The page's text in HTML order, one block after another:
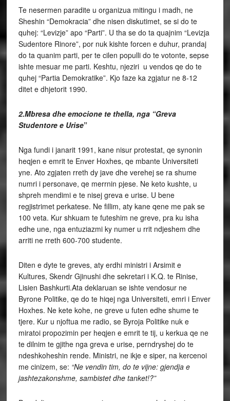
Te nesermen paradite u organizua mitingu i madh, ne
Sheshin “Demokracia” dhe nisen diskutimet, se si do te
quhej: “Levizje” apo “Parti”. U tha se do ta quajnim “Levizja
Sudentore Rinore”, por nuk kishte forcen e duhur, prandaj
do ta quanim parti, per te cilen populli do te votonte, sepse
ishte mesuar me parti. Keshtu, njeziri u vendos qe do te
quhej “Partia Demokratike”. Kjo faze ka zgjatur ne 8-12
ditet e dhjetorit 1990.
2.Mbresa dhe emocione te thella, nga “Greva
Studentore e Urise”
Nga fundi i janarit 1991, kane nisur protestat, qe synonin
heqjen e emrit te Enver Hoxhes, qe mbante Universiteti
yne. Ato zgjaten rreth dy jave dhe verehej se ra shume
numri i personave, qe merrnin pjese. Ne keto kushte, u
shpreh mendimi e te nisej greva e urise. U bene
regjistrimet perkatese. Ne fillim, aty kane qene me pak se
100 veta. Kur shkuam te futeshim ne greve, pra ku isha
edhe une, nga entuziazmi ky numer u rrit ndjeshem dhe
arriti ne rreth 600-700 studente.
Diten e dyte te greves, aty erdhi ministri i Arsimit e
Kultures, Skendr Gjinushi dhe sekretari i K.Q. te Rinise,
Lisien Bashkurti.Ata deklaruan se ishte vendosur ne
Byrone Politike, qe do te hiqej nga Universiteti, emri i Enver
Hoxhes. Ne kete kohe, ne greve u futen edhe shume te
tjere. Kur u njoftua me radio, se Byroja Politike nuk e
miratoi propozimin per heqjen e emrit te tij, u kerkua qe ne
te dilnim te gjithe nga greva e urise, perndryshej do te
ndeshkoheshin rende. Ministri, ne ikje e siper, na kercenoi
me cinizem, se: “Ne vendin tim, do te vijne: gjendja e
jashtezakonshme, sambistet dhe tanket!?”